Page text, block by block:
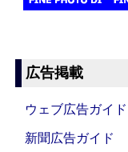
広告掲載
ウェブ広告ガイド
新聞広告ガイド